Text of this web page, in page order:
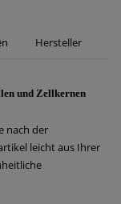
Hersteller
und Zellkernen
nach der
leicht aus Ihrer